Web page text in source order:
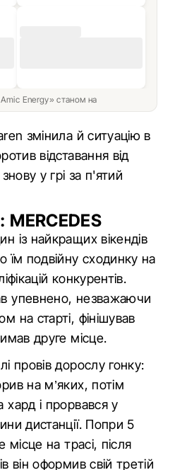
Energy» станом на
змінила й ситуацію в
відставання від
у грі за п'ятий
із найкращих вікендів
їм подвійну сходинку на
конкурентів.
упевнено, незважаючи
на старті, фінішував
друге місце.
провів дорослу гонку:
на м’яких, потім
і прорвався у
дистанції. Попри 5
на трасі, після
він оформив свій третій